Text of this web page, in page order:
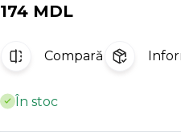
174 MDL
Compară
În stoc